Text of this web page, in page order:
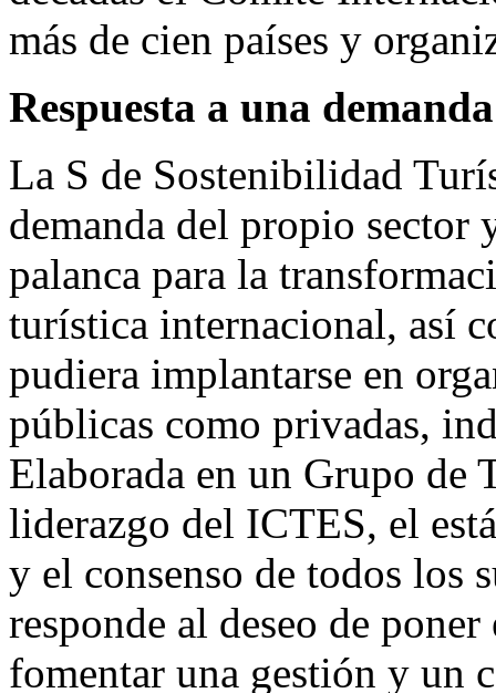
más de cien países y
Respuesta a una
La S de Sostenibilidad
demanda del propio sector
palanca para la
turística internacional, así
pudiera implantarse en
públicas como privadas,
Elaborada en un Grupo de
liderazgo del ICTES, el
y el consenso de todos los
responde al deseo de
fomentar una gestión y un